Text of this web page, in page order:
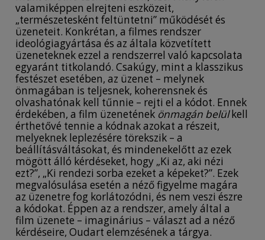
valamiképpen elrejteni eszközeit,
„természetesként feltüntetni” működését és
üzeneteit. Konkrétan, a filmes rendszer
ideológiagyártása és az általa közvetített
üzeneteknek ezzel a rendszerrel való kapcsolata
egyaránt titkolandó. Csakúgy, mint a klasszikus
festészet esetében, az üzenet – melynek
önmagában is teljesnek, koherensnek és
olvashatónak kell tűnnie – rejti el a kódot. Ennek
érdekében, a film üzenetének önmagán belülkell
érthetővé tennie a kódnak azokat a részeit,
melyeknek leplezésére törekszik – a
beállításváltásokat, és mindenekelőtt az ezek
mögött álló kérdéseket, hogy „Ki az, aki nézi
ezt?”, „Ki rendezi sorba ezeket a képeket?”. Ezek
megvalósulása esetén a néző figyelme magára
az üzenetre fog korlátozódni, és nem veszi észre
a kódokat. Éppen az a rendszer, amely által a
film üzenete – imaginárius – választ ad a néző
kérdéseire, Oudart elemzésének a tárgya.